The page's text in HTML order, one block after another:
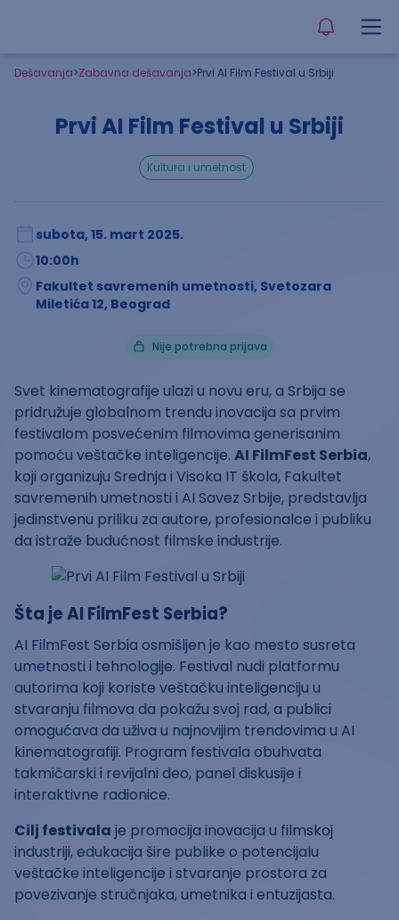
Dešavanja>Zabavna dešavanja>Prvi AI Film Festival u Srbiji
Prvi AI Film Festival u Srbiji
kultura i umetnost
subota, 15. mart 2025.
10:00h
Fakultet savremenih umetnosti, Svetozara
Miletića 12, Beograd
Nije potrebna prijava
Svet kinematografije ulazi u novu eru, a Srbija se
pridružuje globalnom trendu inovacija sa prvim
festivalom posvećenim filmovima generisanim
pomoću veštačke inteligencije. AI FilmFest Serbia,
koji organizuju Srednja i Visoka IT škola, Fakultet
savremenih umetnosti i AI Savez Srbije, predstavlja
jedinstvenu priliku za autore, profesionalce i publiku
da istraže budućnost filmske industrije.
Šta je AI FilmFest Serbia?
AI FilmFest Serbia osmišljen je kao mesto susreta
umetnosti i tehnologije. Festival nudi platformu
autorima koji koriste veštačku inteligenciju u
stvaranju filmova da pokažu svoj rad, a publici
omogućava da uživa u najnovijim trendovima u AI
kinematografiji. Program festivala obuhvata
takmičarski i revijalni deo, panel diskusije i
interaktivne radionice.
Cilj festivala je promocija inovacija u filmskoj
industriji, edukacija šire publike o potencijalu
veštačke inteligencije i stvaranje prostora za
povezivanje stručnjaka, umetnika i entuzijasta.